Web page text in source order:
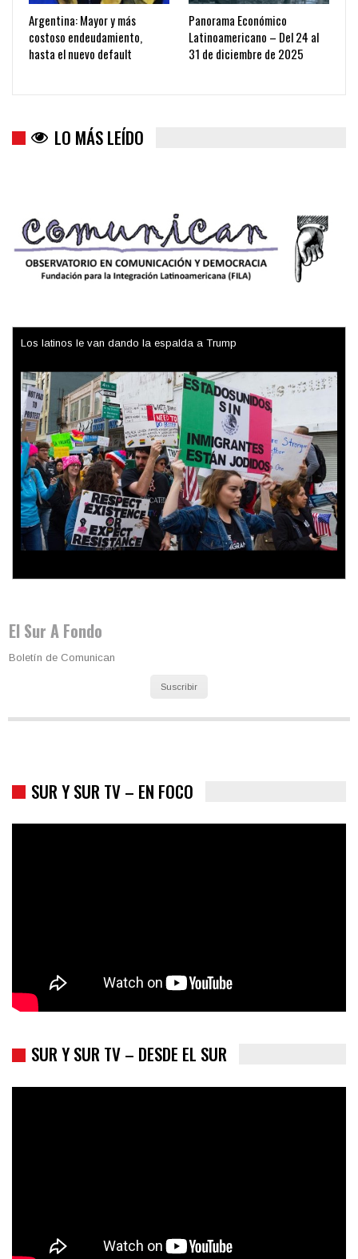
Argentina: Mayor y más
costoso endeudamiento,
hasta el nuevo default
Panorama Económico
Latinoamericano – Del 24 al
31 de diciembre de 2025
LO MÁS LEÍDO
Los latinos le van dando la espalda a Trump
El Sur A Fondo
Boletín de Comunican
Suscribir
SUR Y SUR TV – EN FOCO
SUR Y SUR TV – DESDE EL SUR